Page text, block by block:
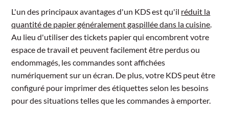
L'un des principaux avantages d'un KDS est qu'il réduit la
quantité de papier généralement gaspillée dans la cuisine.
Au lieu d'utiliser des tickets papier qui encombrent votre
espace de travail et peuvent facilement être perdus ou
endommagés, les commandes sont affichées
numériquement sur un écran. De plus, votre KDS peut être
configuré pour imprimer des étiquettes selon les besoins
pour des situations telles que les commandes à emporter.